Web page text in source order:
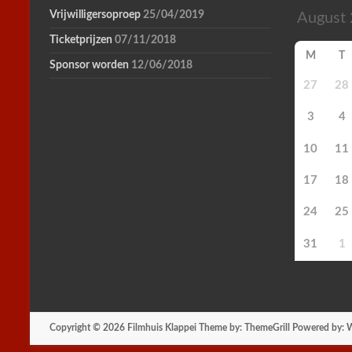
Vrijwilligersoproep 25/04/2019
Ticketprijzen 07/11/2018
Sponsor worden 12/06/2018
M
27 28
3 4
10 11
17 18
24 25
31 1
Copyright © 2026 Filmhuis Klappei Theme by: ThemeGrill Powered by: